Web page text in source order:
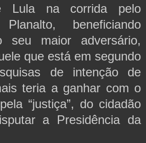
Lula na corrida pelo
beneficiando
seu maior adversário,
que está em segundo
de intenção de
teria a ganhar com o
“justiça”, do cidadão
a Presidência da